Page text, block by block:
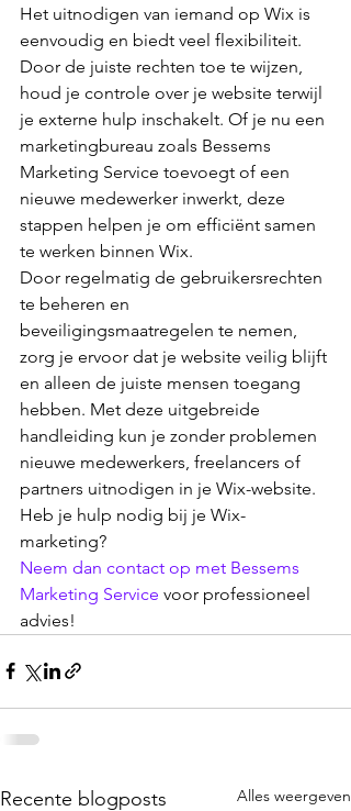
Het uitnodigen van iemand op Wix is
eenvoudig en biedt veel flexibiliteit.
Door de juiste rechten toe te wijzen,
houd je controle over je website terwijl
je externe hulp inschakelt. Of je nu een
marketingbureau zoals Bessems
Marketing Service toevoegt of een
nieuwe medewerker inwerkt, deze
stappen helpen je om efficiënt samen
te werken binnen Wix.
Door regelmatig de gebruikersrechten
te beheren en
beveiligingsmaatregelen te nemen,
zorg je ervoor dat je website veilig blijft
en alleen de juiste mensen toegang
hebben. Met deze uitgebreide
handleiding kun je zonder problemen
nieuwe medewerkers, freelancers of
partners uitnodigen in je Wix-website.
Heb je hulp nodig bij je Wix-
marketing?
Neem dan contact op met Bessems
Marketing Service voor professioneel
advies!
Recente blogposts Alles weergeven